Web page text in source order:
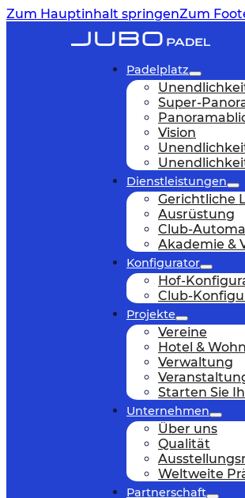
Zum Hauptinhalt springenZum
Padelplatz
Super-
Vision
Dienstleistungen
Gerichtliche
Ausrüstung
Club-
Akademie &
Konfigurator
Hof-
Club-
Projekte
Vereine
Hotel &
Verwaltung
Starten Sie
Unternehmen
Über uns
Qualität
Weltweite
Partnerschaft